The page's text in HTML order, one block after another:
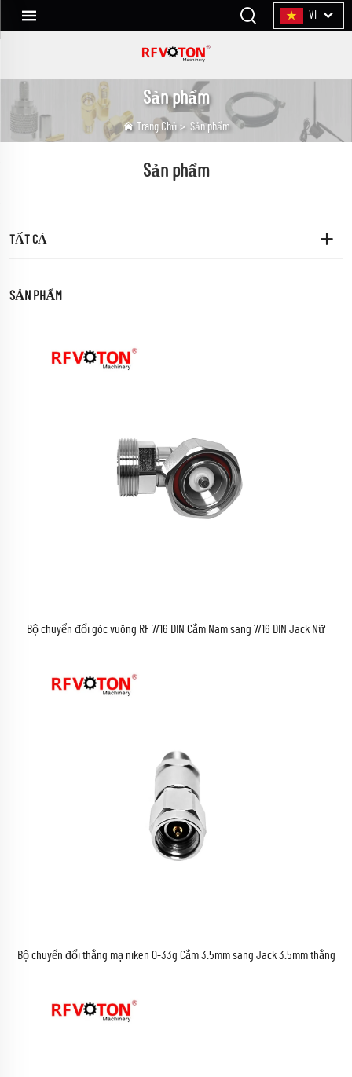
VI
Sản phẩm
Trang Chủ > Sản phẩm
Sản phẩm
TẤT CẢ
SẢN PHẨM
Bộ chuyển đổi góc vuông RF 7/16 DIN Cắm Nam sang 7/16 DIN Jack Nữ
Bộ chuyển đổi thẳng mạ niken 0-33g Cắm 3.5mm sang Jack 3.5mm thẳng